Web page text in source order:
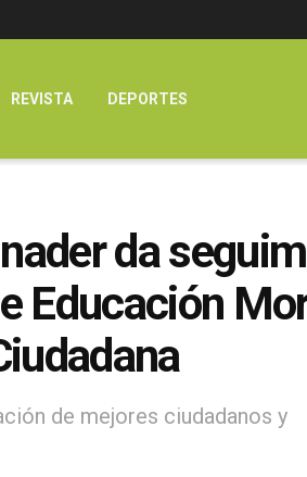
REVISTA DEPORTES
da
Educación
de mejores ciudadanos y